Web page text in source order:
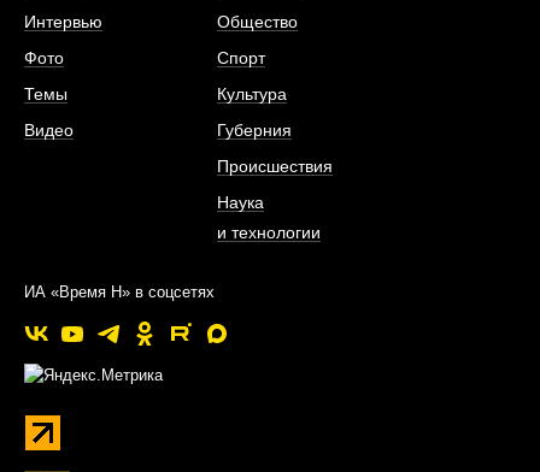
Интервью
Фото
Темы
Видео
Общество
Спорт
Культура
Губерния
Происшествия
Наука
и технологии
ИА «Время Н» в соцсетях